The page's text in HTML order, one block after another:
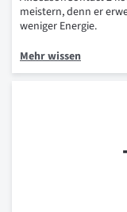
meistern, denn er
weniger Energie.
Mehr wissen